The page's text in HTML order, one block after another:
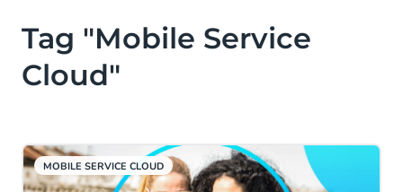
Tag "Mobile Service
Cloud"
MOBILE SERVICE CLOUD